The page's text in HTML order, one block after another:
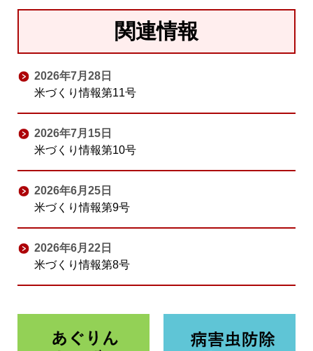
関連情報
2026年7月28日
米づくり情報第11号
2026年7月15日
米づくり情報第10号
2026年6月25日
米づくり情報第9号
2026年6月22日
米づくり情報第8号